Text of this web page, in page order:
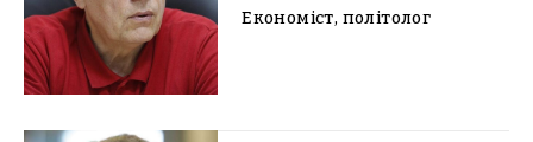
Економіст, політолог